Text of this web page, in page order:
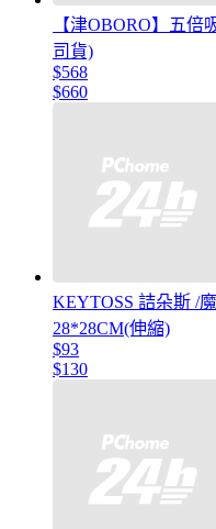
【津OBORO】五
司貨)
$568
$660
KEYTOSS 詰朵斯 /
28*28CM(伸縮)
$93
$130